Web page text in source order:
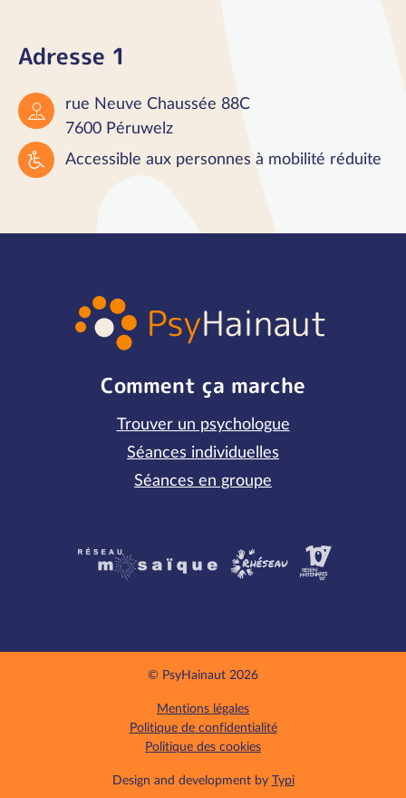
Adresse 1
rue Neuve Chaussée 88C
7600 Péruwelz
Accessible aux personnes à mobilité réduite
Comment ça marche
Trouver un psychologue
Séances individuelles
Séances en groupe
Partenaires
© PsyHainaut 2026
Mentions légales
Politique de confidentialité
Politique des cookies
Design and development by Typi